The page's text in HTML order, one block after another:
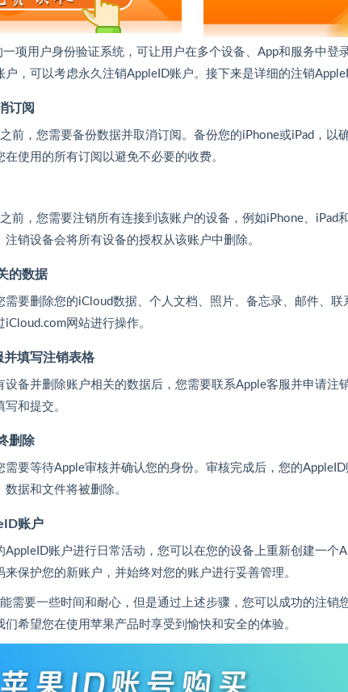
项用户身份验证系统，可让用户在多个设备、App和服务中登
，可以考虑永久注销AppleID账户。接下来是详细的注销
订阅
前，您需要备份数据并取消订阅。备份您的iPhone或iPad，以
使用的所有订阅以避免不必要的收费。
前，您需要注销所有连接到该账户的设备，例如iPhone、iPad
销设备会将所有设备的授权从该账户中删除。
的数据
需要删除您的iCloud数据、个人文档、照片、备忘录、邮件、联
网站进行操作。
填写注销表格
设备并删除账户相关的数据后，您需要联系Apple客服并申请注
和提交。
删除
需要等待Apple审核并确认您的身份。审核完成后，您的
据和文件将被删除。
账户
AppleID账户进行日常活动，您可以在您的设备上重新创建一个
保护您的新账户，并始终对您的账户进行妥善管理。
需要一些时间和耐心，但是通过上述步骤，您可以成功的注销
希望您在使用苹果产品时享受到愉快和安全的体验。